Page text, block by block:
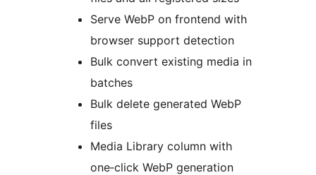
Serve WebP on frontend with
browser support detection
Bulk convert existing media in
batches
Bulk delete generated WebP
files
Media Library column with
one‑click WebP generation